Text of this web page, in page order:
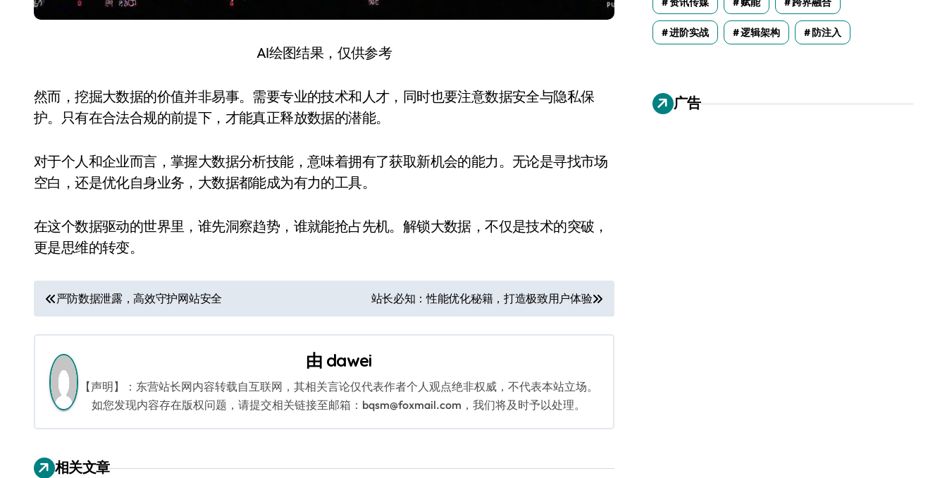
AI绘图结果，仅供参考
然而，挖掘大数据的价值并非易事。需要专业的技术和人才，同时也要注意数据安全与隐私保
护。只有在合法合规的前提下，才能真正释放数据的潜能。
对于个人和企业而言，掌握大数据分析技能，意味着拥有了获取新机会的能力。无论是寻找市场
空白，还是优化自身业务，大数据都能成为有力的工具。
在这个数据驱动的世界里，谁先洞察趋势，谁就能抢占先机。解锁大数据，不仅是技术的突破，
更是思维的转变。
文
章
导
航
严防数据泄露，高效守护网站安全 站长必知：性能优化秘籍，打造极致用户体验
由 dawei
【声明】：东营站长网内容转载自互联网，其相关言论仅代表作者个人观点绝非权威，不代表本站立场。
如您发现内容存在版权问题，请提交相关链接至邮箱：bqsm@foxmail.com，我们将及时予以处理。
相关文章
进阶实战 逻辑架构 防注入
广告